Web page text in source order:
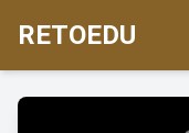
RETOEDU